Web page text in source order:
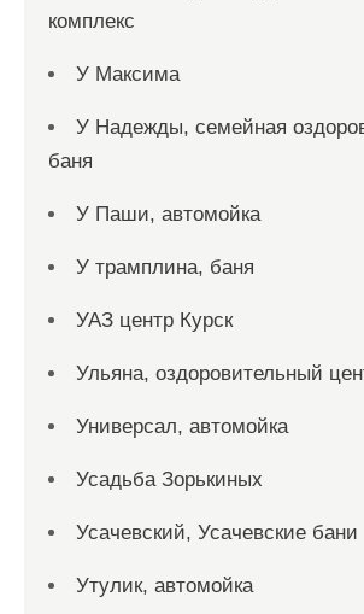
комплекс
У Максима
У Надежды, семейная
баня
У Паши, автомойка
У трамплина, баня
УАЗ центр Курск
Ульяна, оздоровительный
Универсал, автомойка
Усадьба Зорькиных
Усачевский, Усачевские бани
Утулик, автомойка